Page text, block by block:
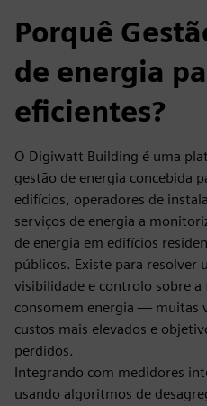
Porquê
de energia
eficientes?
O Digiwatt Building é uma
gestão de energia concebida
edifícios, operadores de
serviços de energia a
de energia em edifícios
públicos. Existe para resolver
visibilidade e controlo sobre
consomem energia — muitas
custos mais elevados e
perdidos.
Integrando com medidores
usando algoritmos de